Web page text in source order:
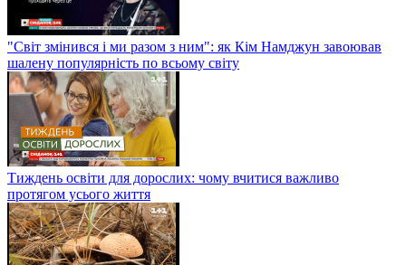
"Світ змінився і ми разом з ним": як Кім Намджун завоював
шалену популярність по всьому світу
Тиждень освіти для дорослих: чому вчитися важливо
протягом усього життя